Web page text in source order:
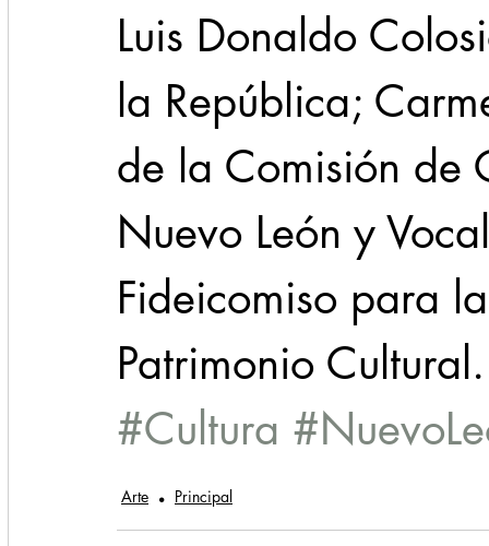
Luis Donaldo
la República;
de la Comisión de
Nuevo León y
Fideicomiso para
Patrimonio Cultural.
#Cultura
Arte Principal